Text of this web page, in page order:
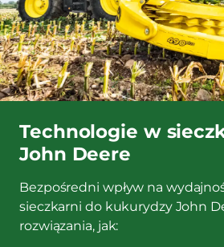
Technologie w
John Deere
Bezpośredni wpływ na
sieczkarni do kukurydzy John
rozwiązania, jak: